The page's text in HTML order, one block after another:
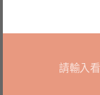
請輸入